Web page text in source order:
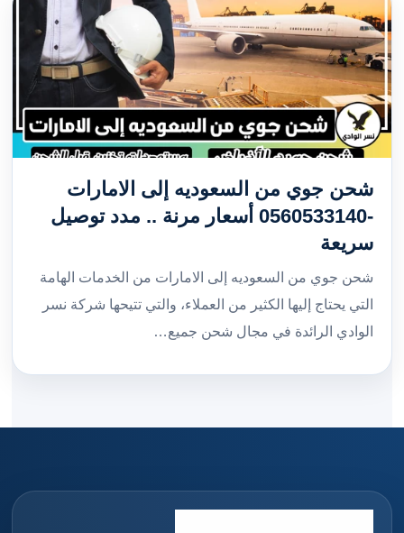
شحن جوي من السعوديه إلى الامارات
-0560533140 أسعار مرنة .. مدد توصيل
سريعة
شحن جوي من السعوديه إلى الامارات من الخدمات الهامة
التي يحتاج إليها الكثير من العملاء، والتي تتيحها شركة نسر
الوادي الرائدة في مجال شحن جميع…